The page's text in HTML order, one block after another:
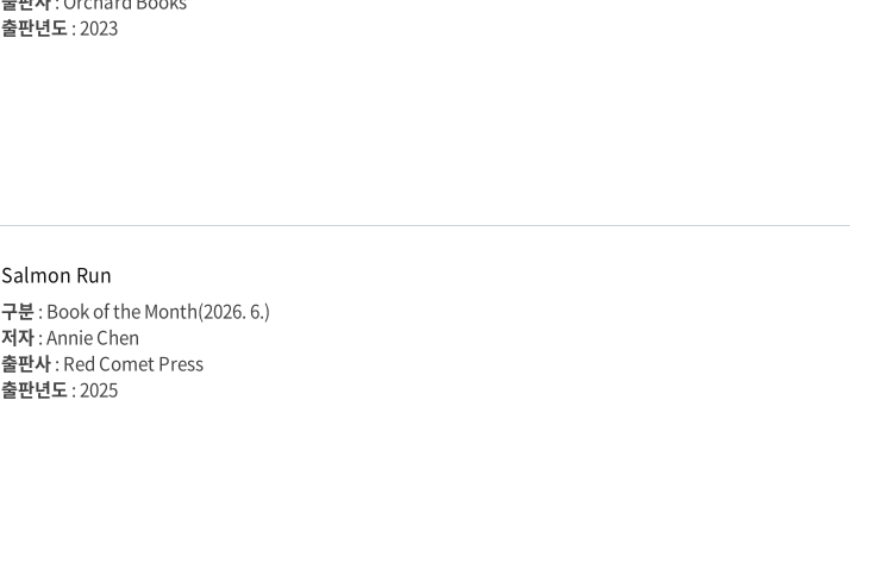
출판년도: 2023
Salmon Run
구분: Book of the Month(2026. 6.)
저자: Annie Chen
출판사: Red Comet Press
출판년도: 2025